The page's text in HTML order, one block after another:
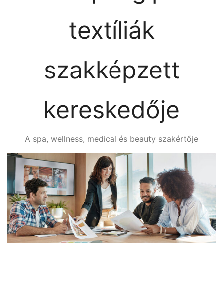
textíliák
szakképzett
kereskedője
A spa, wellness, medical és beauty szakértője